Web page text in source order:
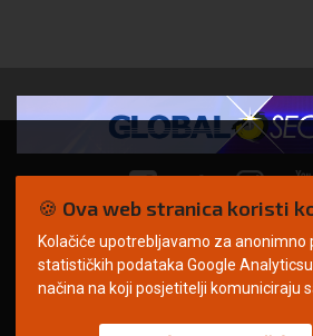
©
🍪 Ova web stranica koristi
Kolačiće upotrebljavamo za anonimno
statističkih podataka Google
načina na koji posjetitelji komuniciraju